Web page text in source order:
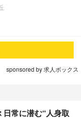
sponsored by 求人ボックス
日常に潜む“人身取